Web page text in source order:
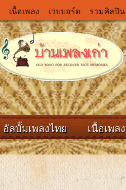
เนื้อเพลง เวบบอร์ด รวมศิลปิน
อัลบั้มเพลงไทย เนื้อเพลง